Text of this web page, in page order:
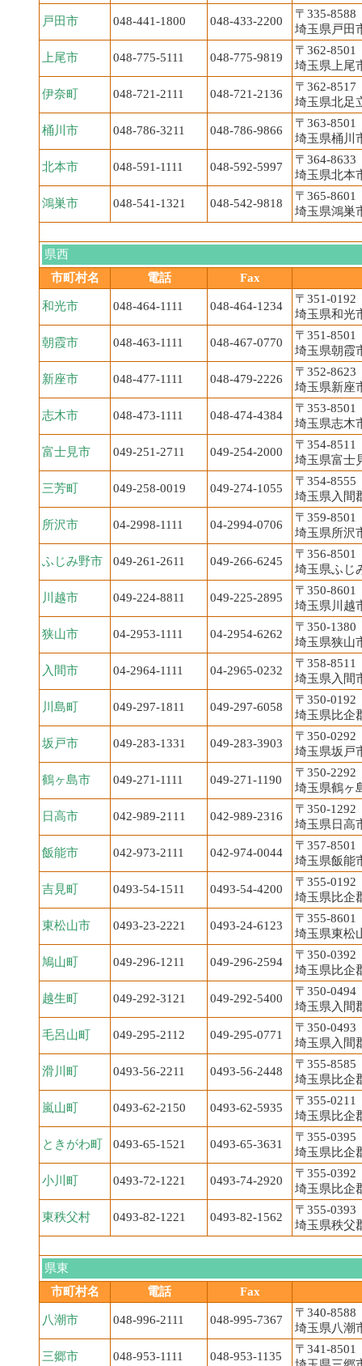
戸田市 048-441-1800 048-433-2200
〒335-8588
埼玉県戸田
上尾市 048-775-5111 048-775-9819
〒362-8501
埼玉県上尾
伊奈町 048-721-2111 048-721-2136
〒362-8517
埼玉県北足
桶川市 048-786-3211 048-786-9866
〒363-8501
埼玉県桶川
北本市 048-591-1111 048-592-5997
〒364-8633
埼玉県北本
鴻巣市 048-541-1321 048-542-9818
〒365-8601
埼玉県鴻巣
県西
市町村名
電話 Fax
和光市 048-464-1111 048-464-1234
〒351-0192
埼玉県和光
朝霞市 048-463-1111 048-467-0770
〒351-8501
埼玉県朝霞
新座市 048-477-1111 048-479-2226
〒352-8623
埼玉県新座
志木市 048-473-1111 048-474-4384
〒353-8501
埼玉県志木
富士見市 049-251-2711 049-254-2000
〒354-8511
埼玉県富士
三芳町 049-258-0019 049-274-1055
〒354-8555
埼玉県入間
所沢市 04-2998-1111 04-2994-0706
〒359-8501
埼玉県所沢
ふじみ野市 049-261-2611 049-266-6245
〒356-8501
埼玉県ふじ
川越市 049-224-8811 049-225-2895
〒350-8601
埼玉県川越
狭山市 04-2953-1111 04-2954-6262
〒350-1380
埼玉県狭山
入間市 04-2964-1111 04-2965-0232
〒358-8511
埼玉県入間
川島町 049-297-1811 049-297-6058
〒350-0192
埼玉県比企
坂戸市 049-283-1331 049-283-3903
〒350-0292
埼玉県坂戸
鶴ヶ島市 049-271-1111 049-271-1190
〒350-2292
埼玉県鶴ヶ
日高市 042-989-2111 042-989-2316
〒350-1292
埼玉県日高
飯能市 042-973-2111 042-974-0044
〒357-8501
埼玉県飯能
吉見町 0493-54-1511 0493-54-4200
〒355-0192
埼玉県比企
東松山市 0493-23-2221 0493-24-6123
〒355-8601
埼玉県東松
鳩山町 049-296-1211 049-296-2594
〒350-0392
埼玉県比企
越生町 049-292-3121 049-292-5400
〒350-0494
埼玉県入間
毛呂山町 049-295-2112 049-295-0771
〒350-0493
埼玉県入間
滑川町 0493-56-2211 0493-56-2448
〒355-8585
埼玉県比企
嵐山町 0493-62-2150 0493-62-5935
〒355-0211
埼玉県比企
ときがわ町 0493-65-1521 0493-65-3631
〒355-0395
埼玉県比企
小川町 0493-72-1221 0493-74-2920
〒355-0392
埼玉県比企
東秩父村 0493-82-1221 0493-82-1562
〒355-0393
埼玉県秩父
県東
市町村名
電話 Fax
八潮市 048-996-2111 048-995-7367
〒340-8588
埼玉県八潮
三郷市 048-953-1111 048-953-1135
〒341-8501